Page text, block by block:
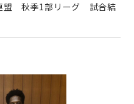
盟 秋季1部リーグ 試合結